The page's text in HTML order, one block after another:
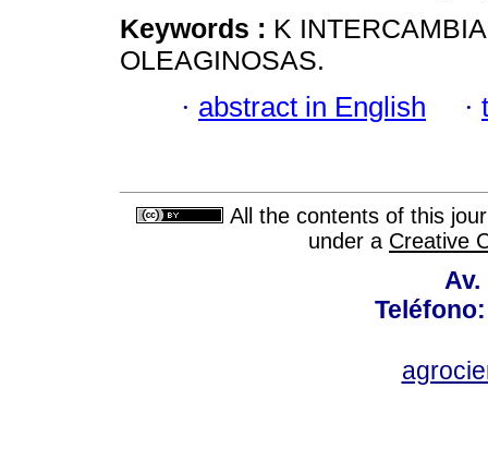
Keywords : K
OLEAGINOSAS.
· abstract in English ·
All the contents of this
under a Creative
Av.